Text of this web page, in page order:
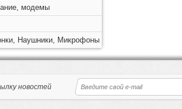
модемы
Наушники, Микрофоны
новостей